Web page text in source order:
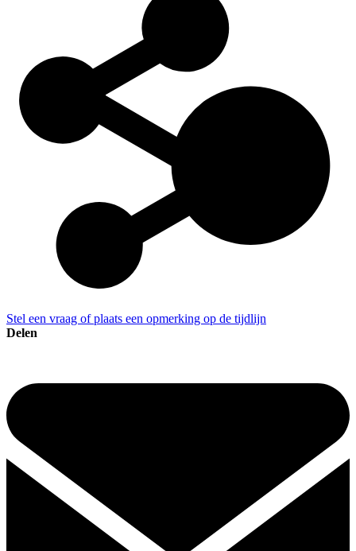
Stel een vraag of plaats een opmerking op de tijdlijn
Delen